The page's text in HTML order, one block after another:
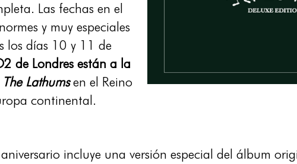
Las fechas en el
y muy especiales
los días 10 y 11 de
de Londres están a la
The Lathumsen el Reino
continental.
incluye una versión especial del álbum